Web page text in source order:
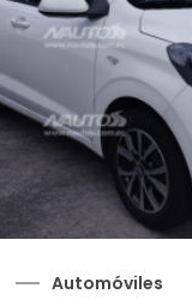
Automóviles